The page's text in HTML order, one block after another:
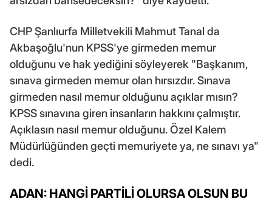
CHP Şanlıurfa Milletvekili Mahmut Tanal da
Akbaşoğlu'nun KPSS'ye girmeden memur
olduğunu ve hak yediğini söyleyerek "Başkanım,
sınava girmeden memur olan hırsızdır. Sınava
girmeden nasıl memur olduğunu açıklar mısın?
KPSS sınavına giren insanların hakkını çalmıştır.
Açıklasın nasıl memur olduğunu. Özel Kalem
Müdürlüğünden geçti memuriyete ya, ne sınavı ya"
dedi.
ADAN: HANGİ PARTİLİ OLURSA OLSUN BU